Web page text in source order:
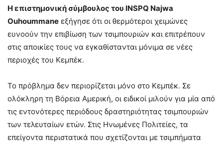
Η επιστημονική σύμβουλος του INSPQ Najwa
Ouhoummane εξήγησε ότι οι θερμότεροι χειμώνες
ευνοούν την επιβίωση των τσιμπουριών και επιτρέπουν
στις αποικίες τους να εγκαθίστανται μόνιμα σε νέες
περιοχές του Κεμπέκ.
Το πρόβλημα δεν περιορίζεται μόνο στο Κεμπέκ. Σε
ολόκληρη τη Βόρεια Αμερική, οι ειδικοί μιλούν για μία από
τις εντονότερες περιόδους δραστηριότητας τσιμπουριών
των τελευταίων ετών. Στις Ηνωμένες Πολιτείες, τα
επείγοντα περιστατικά που σχετίζονται με τσιμπήματα